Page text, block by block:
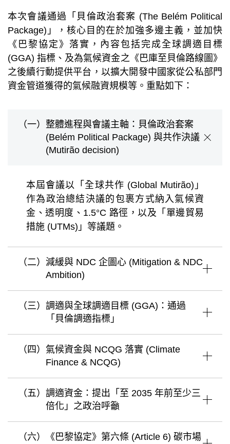
本次會議通過「貝倫政治套案 (The Belém Political
Package)」，核心目的在於加強多邊主義，並加快
《巴黎協定》落實，內容包括完成全球調適目標
(GGA) 指標、及為氣候資金之《巴庫至貝倫路線圖》
之後續行動提供平台，以擴大開發中國家從公私部門
資金管道獲得的氣候融資規模等。重點如下：
（一） 整體進程與會議主軸：貝倫政治套案
(Belém Political Package) 與共作決議
(Mutirão decision)
本屆會議以「全球共作 (Global Mutirão)」
作為政治總結決議的包裹方式納入氣候資
金、透明度、1.5°C 路徑，以及「單邊貿易
措施 (UTMs)」等議題。
（二） 減緩與 NDC 企圖心 (Mitigation & NDC
Ambition)
（三） 調適與全球調適目標 (GGA)：通過
「貝倫調適指標」
（四） 氣候資金與 NCQG 落實 (Climate
Finance & NCQG)
（五） 調適資金：提出「至 2035 年前至少三
倍化」之政治呼籲
（六）
《巴黎協定》第六條 (Article 6) 碳市場